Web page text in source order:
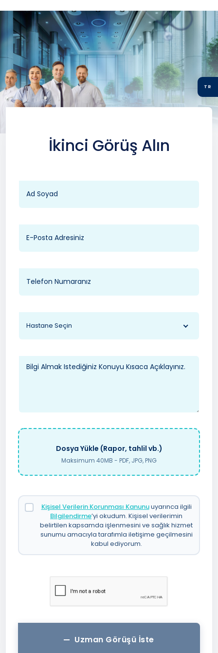
TR
İkinci Görüş Alın
Hastane Seçin
Dosya Yükle (Rapor, tahlil vb.)
Maksimum 40MB - PDF, JPG, PNG
Kişisel Verilerin Korunması Kanunuuyarınca ilgili
Bilgilendirme’yi okudum. Kişisel verilerimin
belirtilen kapsamda işlenmesini ve sağlık hizmet
sunumu amacıyla tarafımla iletişime geçilmesini
kabul ediyorum.
Uzman Görüşü İste